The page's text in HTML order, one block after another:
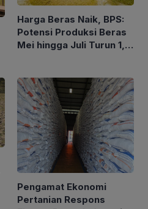
Harga Beras Naik, BPS:
Potensi Produksi Beras
Mei hingga Juli Turun 1,16
Pengamat Ekonomi
Pertanian Respons